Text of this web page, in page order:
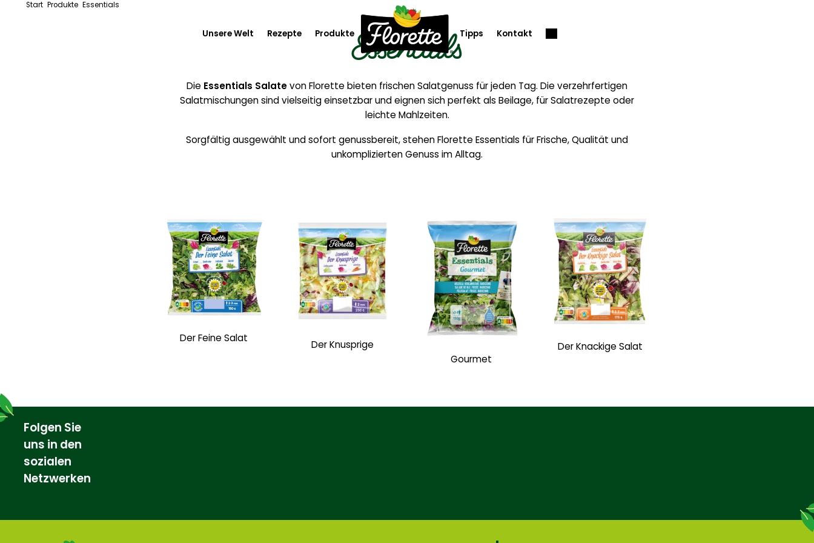
Unsere Welt
Vom Feld zum Teller
Rezepte Produkte
Emotions
Gemüse & Klassiker
Tipps Kontakt
Start Produkte Essentials
Essentials
Die Essentials Salatevon Florette bieten frischen Salatgenuss für jeden Tag. Die verzehrfertigen
Salatmischungen sind vielseitig einsetzbar und eignen sich perfekt als Beilage, für Salatrezepte oder
leichte Mahlzeiten.
Sorgfältig ausgewählt und sofort genussbereit, stehen Florette Essentials für Frische, Qualität und
unkomplizierten Genuss im Alltag.
Der Feine Salat
Der Knusprige
Gourmet
Der Knackige Salat
Folgen Sie
uns in den
sozialen
Netzwerken